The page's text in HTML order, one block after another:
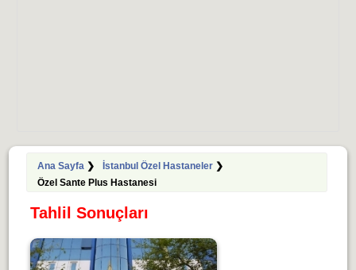
Ana Sayfa❯ İstanbul Özel Hastaneler❯
Özel Sante Plus Hastanesi
Tahlil Sonuçları